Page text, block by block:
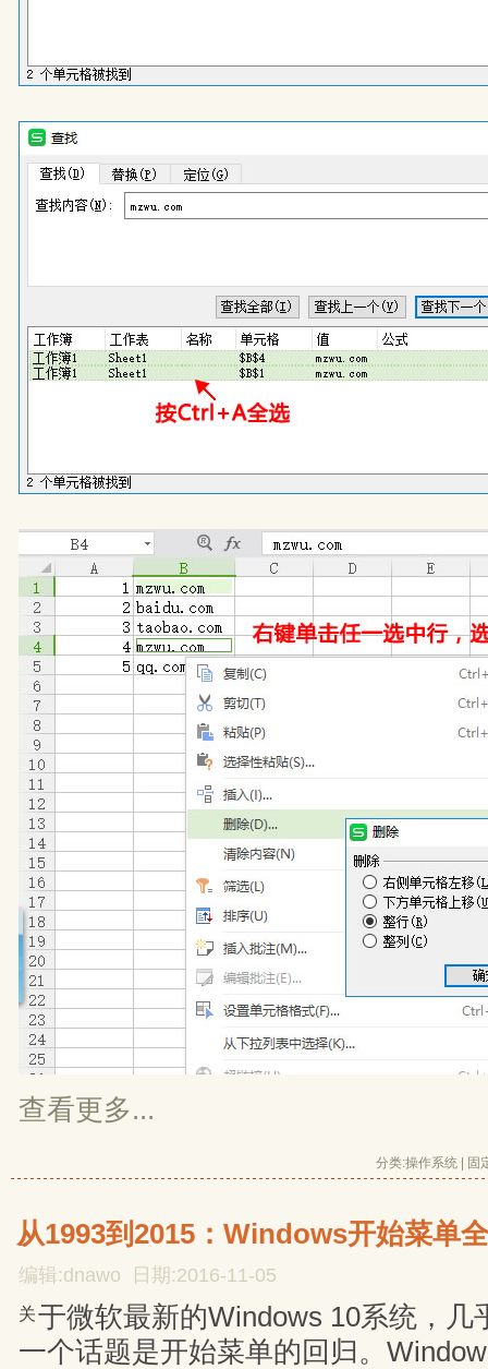
查看更多...
分类:操作系统 固
从1993到2015：Windows开始菜单
编辑:dnawo 日期:2016-11-05
关于微软最新的Windows 10系统，几
一个话题是开始菜单的回归。